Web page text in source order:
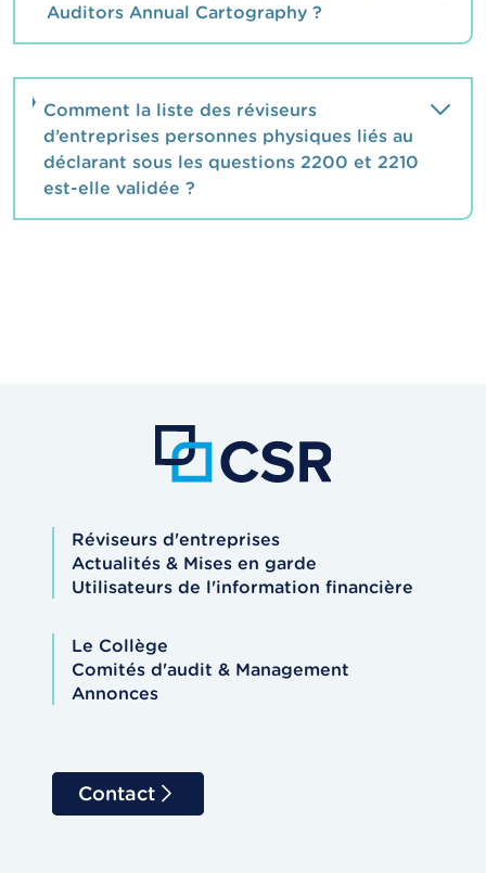
Auditors Annual Cartography ?
Comment la liste des réviseurs
d’entreprises personnes physiques liés au
déclarant sous les questions 2200 et 2210
est-elle validée ?
Réviseurs d'entreprises
Actualités & Mises en garde
Utilisateurs de l'information financière
Le Collège
Comités d'audit & Management
Annonces
Contact